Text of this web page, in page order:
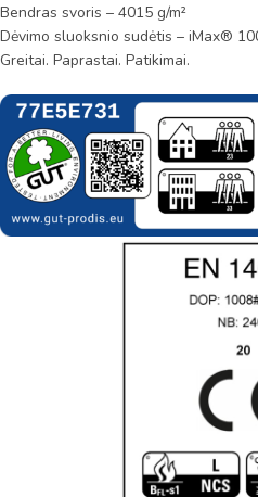
Bendras svoris – 4015 g/m²
Dėvimo sluoksnio sudėtis – iMax®
Greitai. Paprastai. Patikimai.